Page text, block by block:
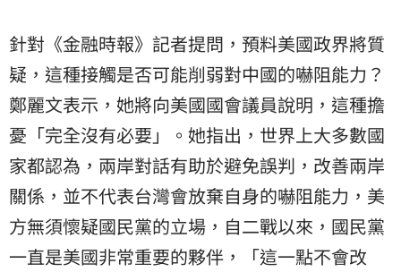
針對《金融時報》記者提問，預料美國政界將質
疑，這種接觸是否可能削弱對中國的嚇阻能力？
鄭麗文表示，她將向美國國會議員說明，這種擔
憂「完全沒有必要」。她指出，世界上大多數國
家都認為，兩岸對話有助於避免誤判，改善兩岸
關係，並不代表台灣會放棄自身的嚇阻能力，美
方無須懷疑國民黨的立場，自二戰以來，國民黨
一直是美國非常重要的夥伴，「這一點不會改